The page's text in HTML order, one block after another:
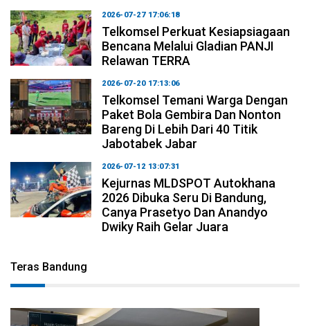
2026-07-27 17:06:18
Telkomsel Perkuat Kesiapsiagaan
Bencana Melalui Gladian PANJI
Relawan TERRA
2026-07-20 17:13:06
Telkomsel Temani Warga Dengan
Paket Bola Gembira Dan Nonton
Bareng Di Lebih Dari 40 Titik
Jabotabek Jabar
2026-07-12 13:07:31
Kejurnas MLDSPOT Autokhana
2026 Dibuka Seru Di Bandung,
Canya Prasetyo Dan Anandyo
Dwiky Raih Gelar Juara
Teras Bandung